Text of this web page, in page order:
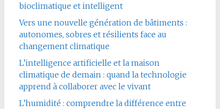
bioclimatique et intelligent
Vers une nouvelle génération de bâtiments :
autonomes, sobres et résilients face au
changement climatique
L’intelligence artificielle et la maison
climatique de demain : quand la technologie
apprend à collaborer avec le vivant
L’humidité : comprendre la différence entre